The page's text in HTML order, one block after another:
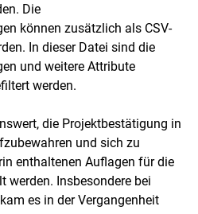
content
Die
können zusätzlich als CSV-
In dieser Datei sind die
und weitere Attribute
werden.
die Projektbestätigung in
und sich zu
enthaltenen Auflagen für die
werden. Insbesondere bei
es in der Vergangenheit